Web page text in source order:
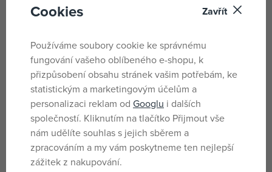
DMOC:89 Kč
Cookies Zavřít
Používáme soubory cookie ke správnému
fungování vašeho oblíbeného e-shopu, k
přizpůsobení obsahu stránek vašim potřebám, ke
statistickým a marketingovým účelům a
personalizaci reklam od Googlu i dalších
společností. Kliknutím na tlačítko Přijmout vše
nám udělíte souhlas s jejich sběrem a
zpracováním a my vám poskytneme ten nejlepší
zážitek z nakupování.